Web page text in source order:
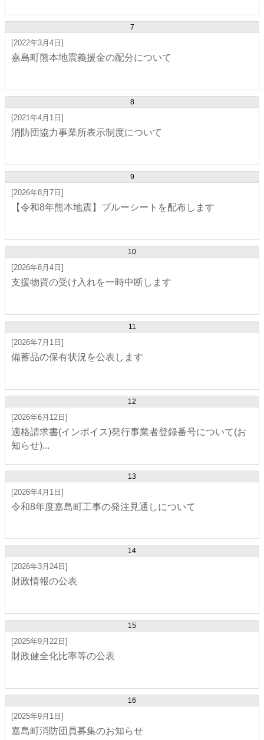
7
[2022年3月4日]
嘉島町熊本地震義援金の配分について
8
[2021年4月1日]
消防団協力事業所表示制度について
9
[2026年8月7日]
【令和8年熊本地震】ブルーシートを配布します
10
[2026年8月4日]
支援物資の受け入れを一時中断します
11
[2026年7月1日]
備蓄品の保有状況を公表します
12
[2026年6月12日]
適格請求書(インボイス)発行事業者登録番号について(お
知らせ)...
13
[2026年4月1日]
令和8年度嘉島町工事の発注見通しについて
14
[2026年3月24日]
財政情報の公表
15
[2025年9月22日]
財政健全化比率等の公表
16
[2025年9月1日]
嘉島町消防団員募集のお知らせ